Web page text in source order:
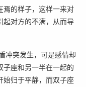
焉的样子，这样一来对
起对方的不满，从而导
冲突发生，可是感情却
子座和另一半在一起的
始归于平静，而双子座